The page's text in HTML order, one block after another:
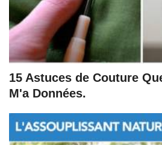
15 Astuces de Couture
M'a Données.